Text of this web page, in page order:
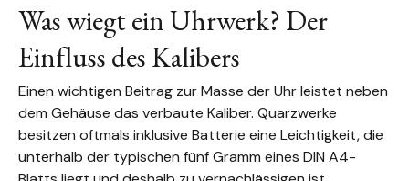
Was wiegt ein Uhrwerk? Der
Einfluss des Kalibers
Einen wichtigen Beitrag zur Masse der Uhr leistet neben
dem Gehäuse das verbaute Kaliber. Quarzwerke
besitzen oftmals inklusive Batterie eine Leichtigkeit, die
unterhalb der typischen fünf Gramm eines DIN A4-